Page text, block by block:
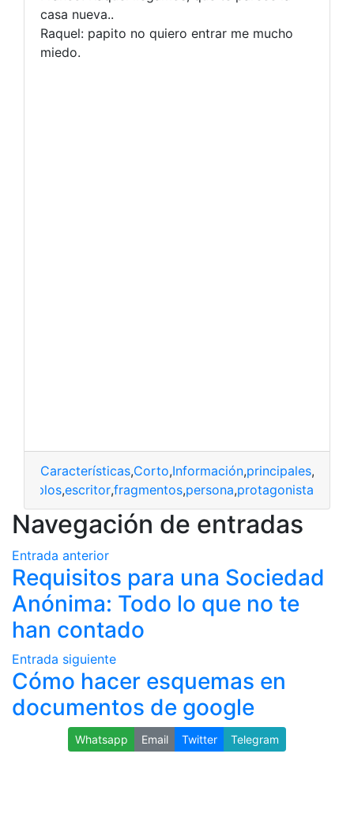
casa nueva..
Raquel: papito no quiero entrar me mucho
miedo.
Características,Corto,Información,principales,
Ejemplos,escritor,fragmentos,persona,protagonista
Navegación de entradas
Entrada anterior
Requisitos para una Sociedad
Anónima: Todo lo que no te
han contado
Entrada siguiente
Cómo hacer esquemas en
documentos de google
Whatsapp Email Twitter Telegram